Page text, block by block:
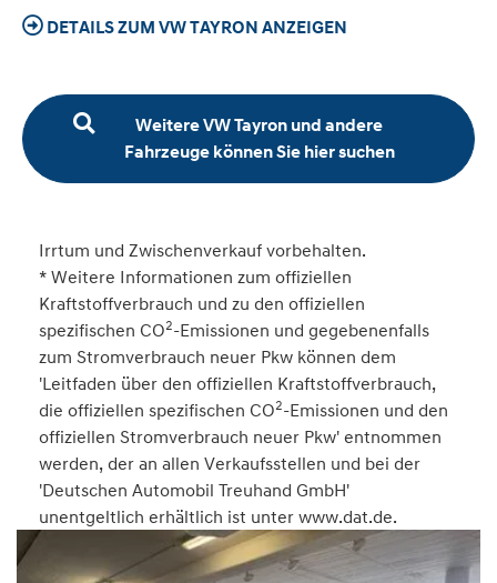
DETAILS ZUM VW TAYRON ANZEIGEN
Weitere VW Tayron und andere
Fahrzeuge können Sie hier suchen
Irrtum und Zwischenverkauf vorbehalten.
* Weitere Informationen zum offiziellen
Kraftstoffverbrauch und zu den offiziellen
spezifischen CO2-Emissionen und gegebenenfalls
zum Stromverbrauch neuer Pkw können dem
'Leitfaden über den offiziellen Kraftstoffverbrauch,
die offiziellen spezifischen CO2-Emissionen und den
offiziellen Stromverbrauch neuer Pkw' entnommen
werden, der an allen Verkaufsstellen und bei der
'Deutschen Automobil Treuhand GmbH'
unentgeltlich erhältlich ist unter www.dat.de.